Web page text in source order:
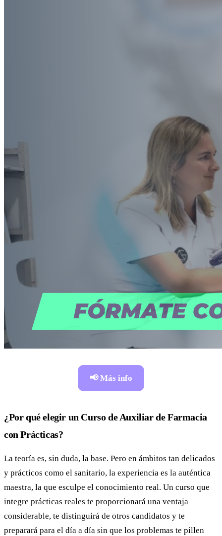
📢 Más info
¿Por qué elegir un Curso de Auxiliar de Farmacia
con Prácticas?
La teoría es, sin duda, la base. Pero en ámbitos tan delicados
y prácticos como el sanitario, la experiencia es la auténtica
maestra, la que esculpe el conocimiento real. Un curso que
integre prácticas reales te proporcionará una ventaja
considerable, te distinguirá de otros candidatos y te
preparará para el día a día sin que los problemas te pillen